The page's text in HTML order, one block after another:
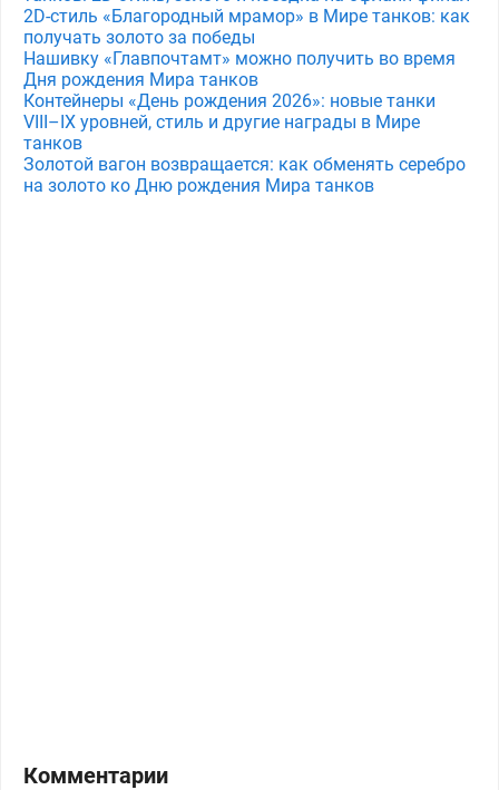
2D-стиль «Благородный мрамор» в Мире танков: как
получать золото за победы
Нашивку «Главпочтамт» можно получить во время
Дня рождения Мира танков
Контейнеры «День рождения 2026»: новые танки
VIII–IX уровней, стиль и другие награды в Мире
танков
Золотой вагон возвращается: как обменять серебро
на золото ко Дню рождения Мира танков
Комментарии